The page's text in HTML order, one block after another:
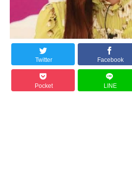
Twitter Facebook
Pocket LINE